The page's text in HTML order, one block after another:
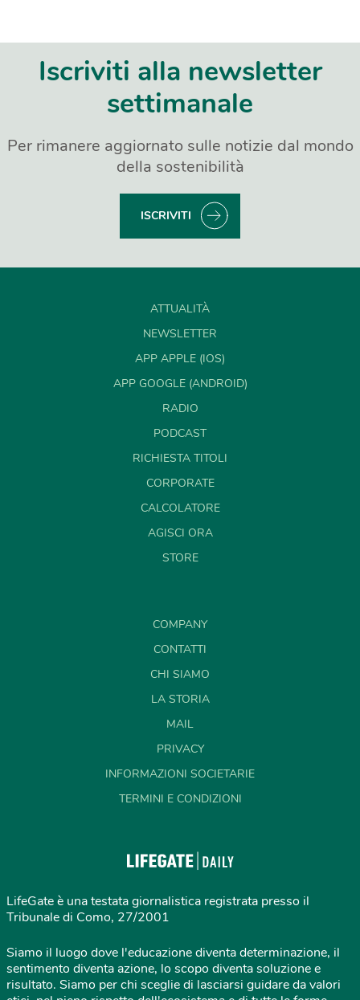
Iscriviti alla newsletter
settimanale
Per rimanere aggiornato sulle notizie dal mondo
della sostenibilità
ISCRIVITI
ATTUALITÀ
NEWSLETTER
APP APPLE (IOS)
APP GOOGLE (ANDROID)
RADIO
PODCAST
RICHIESTA TITOLI
CORPORATE
CALCOLATORE
AGISCI ORA
STORE
COMPANY
CONTATTI
CHI SIAMO
LA STORIA
MAIL
PRIVACY
INFORMAZIONI SOCIETARIE
TERMINI E CONDIZIONI
LifeGate è una testata giornalistica registrata presso il
Tribunale di Como, 27/2001
Siamo il luogo dove l'educazione diventa determinazione, il
sentimento diventa azione, lo scopo diventa soluzione e
risultato. Siamo per chi sceglie di lasciarsi guidare da valori